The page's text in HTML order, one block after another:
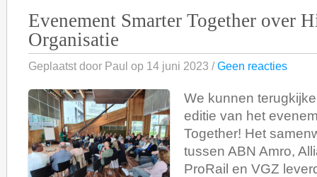
Evenement Smarter Together over
Organisatie
Geplaatst door Paul op 14 juni 2023 /Geen reacties
We kunnen
editie van het
Together! Het
tussen ABN Amro,
ProRail en VGZ